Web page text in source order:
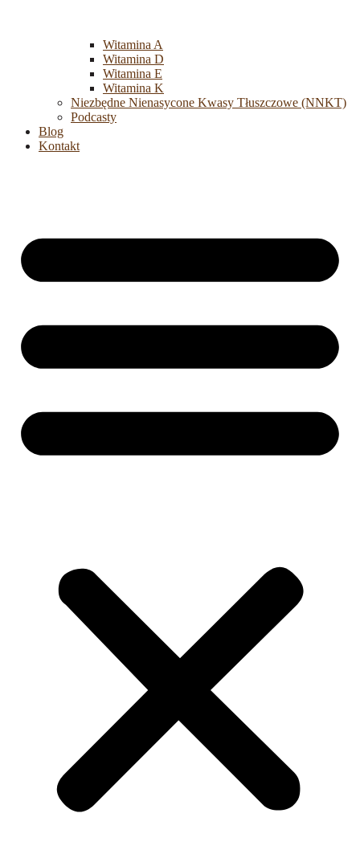
Witamina A
Witamina D
Witamina E
Witamina K
Niezbędne Nienasycone Kwasy Tłuszczowe (NNKT)
Podcasty
Blog
Kontakt